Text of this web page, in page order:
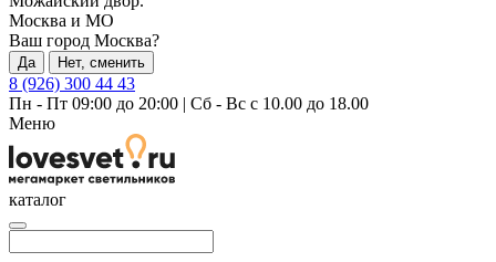
Москва и МО
Ваш город Москва?
Да Нет, сменить
8 (926) 300 44 43
Пн - Пт 09:00 до 20:00 | Сб - Вс с 10.00 до 18.00
Меню
каталог